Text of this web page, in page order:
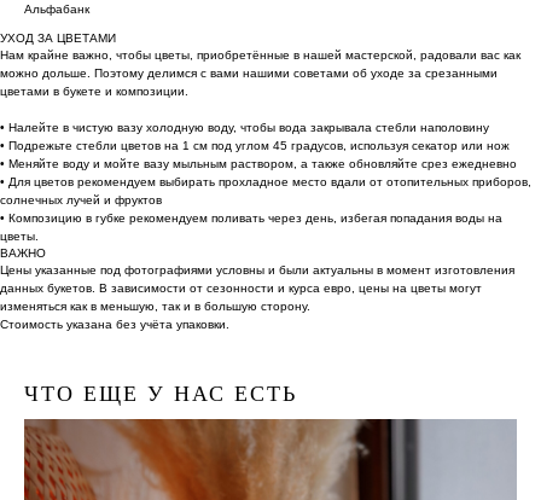
Альфабанк
УХОД ЗА ЦВЕТАМИ
Нам крайне важно, чтобы цветы, приобретённые в нашей мастерской, радовали вас как
можно дольше. Поэтому делимся с вами нашими советами об уходе за срезанными
цветами в букете и композиции.
• Налейте в чистую вазу холодную воду, чтобы вода закрывала стебли наполовину
• Подрежьте стебли цветов на 1 см под углом 45 градусов, используя секатор или нож
• Меняйте воду и мойте вазу мыльным раствором, а также обновляйте срез ежедневно
• Для цветов рекомендуем выбирать прохладное место вдали от отопительных приборов,
солнечных лучей и фруктов
• Композицию в губке рекомендуем поливать через день, избегая попадания воды на
цветы.
ВАЖНО
Цены указанные под фотографиями условны и были актуальны в момент изготовления
данных букетов. В зависимости от сезонности и курса евро, цены на цветы могут
изменяться как в меньшую, так и в большую сторону.
Стоимость указана без учёта упаковки.
ЧТО ЕЩЕ У НАС ЕСТЬ